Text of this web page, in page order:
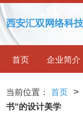
西安汇双网络科
首页 企业简介
当前位置： 首页 >
书”的设计美学